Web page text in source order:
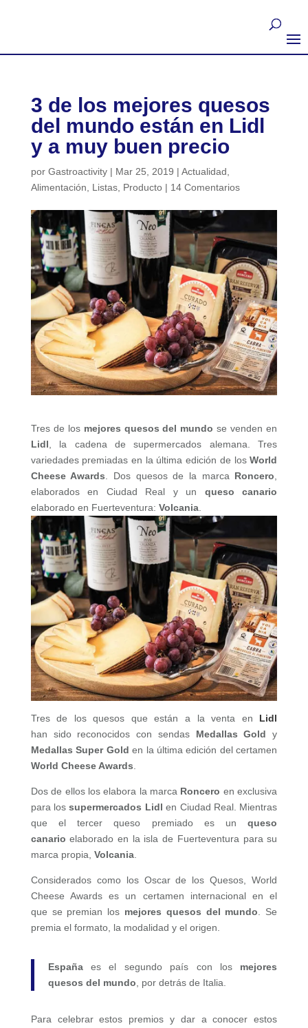
3 de los mejores quesos
del mundo están en Lidl
y a muy buen precio
por Gastroactivity| Mar 25, 2019 | Actualidad
Alimentación
Listas, Producto| 14 Comentarios
Tres de los mejores quesos del mundo se venden en
Lidl , la cadena de supermercados alemana. Tres
variedades premiadas en la última edición de losWorld
Cheese Awards . Dos quesos de la marca Roncero
elaborados en Ciudad Real y un queso canario
elaborado en Fuerteventura: Volcania.
Tres de los quesos que están a la venta en Lidl
han sido reconocidos con sendas Medallas Gold y
Medallas Super Gold en la última edición del certamen
World Cheese Awards
Dos de ellos los elabora la marca Roncero en exclusiva
para lossupermercados Lidl en Ciudad Real. Mientras
que el tercer queso premiado es unqueso
canario elaborado en la isla de Fuerteventura para su
marca propia, Volcania.
Considerados como los Oscar de los Quesos, World
Cheese Awards es un certamen internacional en el
que se premian los mejores quesos del mundo . Se
premia el formato, la modalidad y el origen.
Españaes el segundo país con los mejores
quesos del mundo , por detrás de Italia.
Para celebrar estos premios y dar a conocer estos